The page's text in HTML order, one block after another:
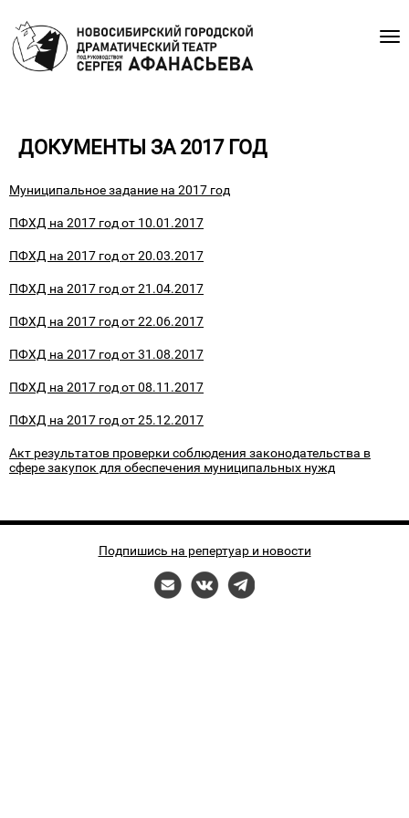
ДОКУМЕНТЫ ЗА 2017 ГОД
Муниципальное задание на 2017 год
ПФХД на 2017 год от 10.01.2017
ПФХД на 2017 год от 20.03.2017
ПФХД на 2017 год от 21.04.2017
ПФХД на 2017 год от 22.06.2017
ПФХД на 2017 год от 31.08.2017
ПФХД на 2017 год от 08.11.2017
ПФХД на 2017 год от 25.12.2017
Акт результатов проверки соблюдения законодательства в
сфере закупок для обеспечения муниципальных нужд
Подпишись на репертуар и новости